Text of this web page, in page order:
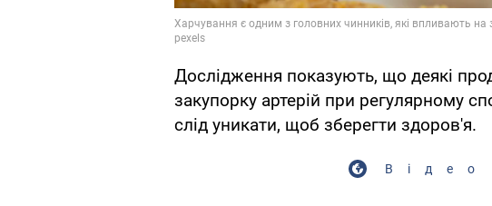
Дослідження показують, що деякі
закупорку артерій при регулярному
слід уникати, щоб зберегти здоров'я.